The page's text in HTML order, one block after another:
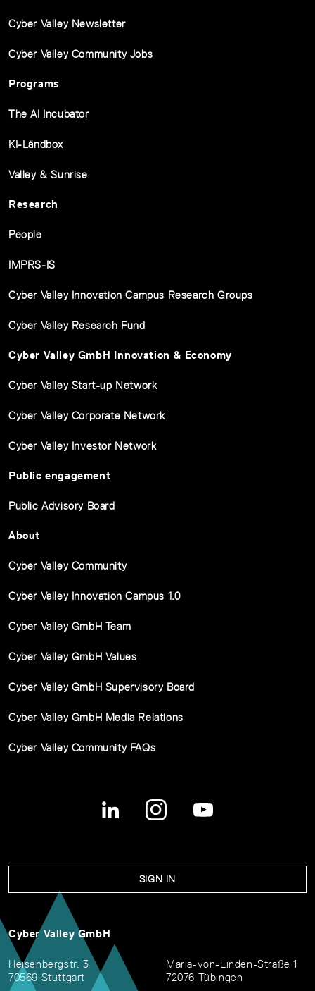
Cyber Valley Newsletter
Cyber Valley Community Jobs
Programs
The AI Incubator
KI-Ländbox
Valley & Sunrise
Research
People
IMPRS-IS
Cyber Valley Innovation Campus Research Groups
Cyber Valley Research Fund
Cyber Valley GmbH Innovation & Economy
Cyber Valley Start-up Network
Cyber Valley Corporate Network
Cyber Valley Investor Network
Public engagement
Public Advisory Board
About
Cyber Valley Community
Cyber Valley Innovation Campus 1.0
Cyber Valley GmbH Team
Cyber Valley GmbH Values
Cyber Valley GmbH Supervisory Board
Cyber Valley GmbH Media Relations
Cyber Valley Community FAQs
SIGN IN
Cyber Valley GmbH
Heisenbergstr. 3
70569 Stuttgart
Maria-von-Linden-Straße 1
72076 Tübingen